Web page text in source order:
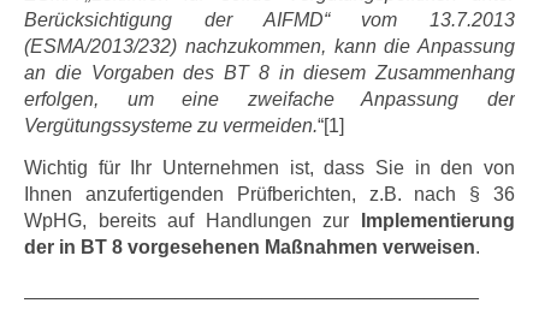
Berücksichtigung der AIFMD“ vom 13.7.2013
(ESMA/2013/232) nachzukommen, kann die Anpassung
an die Vorgaben des BT 8 in diesem Zusammenhang
erfolgen, um eine zweifache Anpassung der
Vergütungssysteme zu vermeiden.“[1]
Wichtig für Ihr Unternehmen ist, dass Sie in den von
Ihnen anzufertigenden Prüfberichten, z.B. nach § 36
WpHG, bereits auf Handlungen zur Implementierung
der in BT 8 vorgesehenen Maßnahmen verweisen.